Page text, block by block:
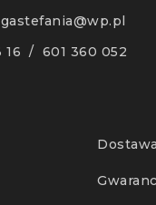
16 / 601 360 052